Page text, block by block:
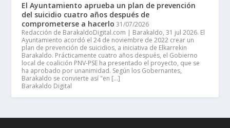
El Ayuntamiento aprueba un plan de prevención
del suicidio cuatro años después de
comprometerse a hacerlo 31/07/2026
Redacción de BarakaldoDigital.com | Barakaldo, 31 jul 2026. El
Ayuntamiento acordó el 24 de noviembre de 2022 crear un
plan de prevención de suicidios, a iniciativa de Elkarrekin
Barakaldo. Prácticamente cuatro años después, el Gobierno
local de coalición PNV-PSE ha presentado el proyecto, que se
ha aprobado por unanimidad. Según los Gobernantes,
Barakaldo se convierte así "en […]
Barakaldo Digital